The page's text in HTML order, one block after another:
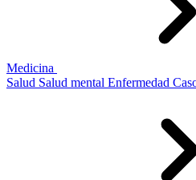
Medicina
Salud Salud mental Enfermedad